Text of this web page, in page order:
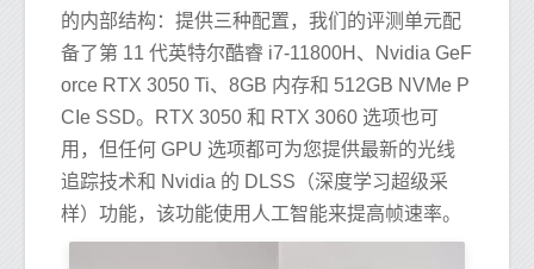
的内部结构：提供三种配置，我们的评测单元配
备了第 11 代英特尔酷睿 i7-11800H、Nvidia GeF
orce RTX 3050 Ti、8GB 内存和 512GB NVMe P
CIe SSD。RTX 3050 和 RTX 3060 选项也可
用，但任何 GPU 选项都可为您提供最新的光线
追踪技术和 Nvidia 的 DLSS（深度学习超级采
样）功能，该功能使用人工智能来提高帧速率。